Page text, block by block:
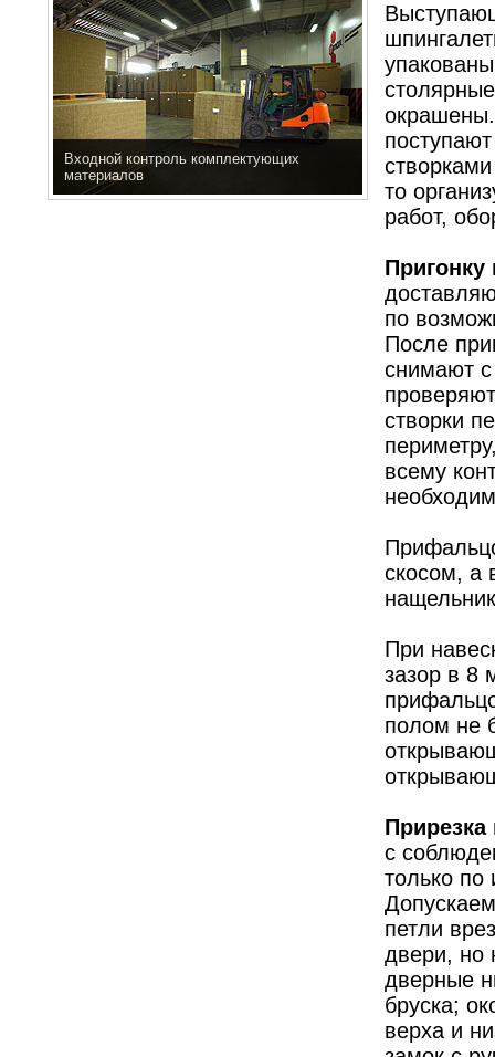
Входной контроль комплектующих
материалов
то
работ,
Пригонку
по
После
снимают с
створки
всему
скосом, а
При
зазор в 8
полом не
с
только по
петли
двери, но
дверные
бруска;
верха и